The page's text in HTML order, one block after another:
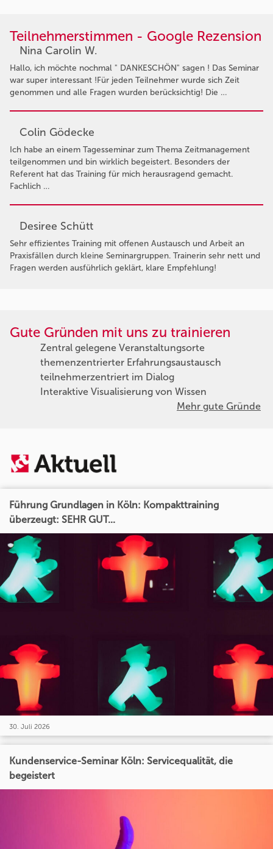
Teilnehmerstimmen - Google Rezension
Nina Carolin W.
Hallo, ich möchte nochmal " DANKESCHÖN" sagen ! Das Seminar
war super interessant !Für jeden Teilnehmer wurde sich Zeit
genommen und alle Fragen wurden berücksichtig! Die …
Colin Gödecke
Ich habe an einem Tagesseminar zum Thema Zeitmanagement
teilgenommen und bin wirklich begeistert. Besonders der
Referent hat das Training für mich herausragend gemacht.
Fachlich …
Desiree Schütt
Sehr effizientes Training mit offenen Austausch und Arbeit an
Praxisfällen durch kleine Seminargruppen. Trainerin sehr nett und
Fragen werden ausführlich geklärt, klare Empfehlung!
Gute Gründen mit uns zu trainieren
Zentral gelegene Veranstaltungsorte
themenzentrierter Erfahrungsaustausch
teilnehmerzentriert im Dialog
Interaktive Visualisierung von Wissen
Mehr gute Gründe
Führung Grundlagen in Köln: Kompakttraining
überzeugt: SEHR GUT...
30. Juli 2026
Kundenservice-Seminar Köln: Servicequalität, die
begeistert